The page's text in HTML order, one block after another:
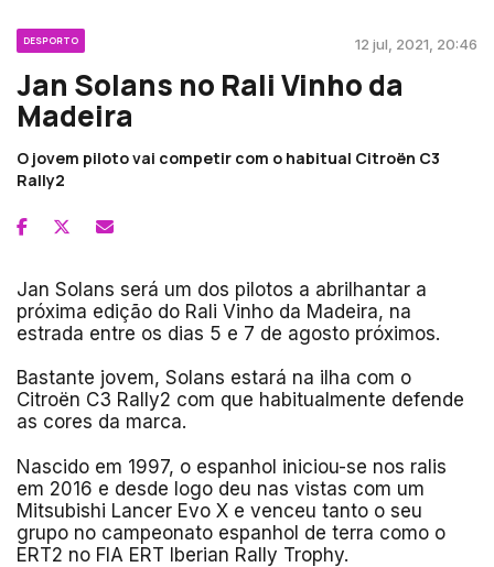
DESPORTO 12 jul, 2021, 20:46
Jan Solans no Rali Vinho da
Madeira
O jovem piloto vai competir com o habitual Citroën C3
Rally2
Jan Solans será um dos pilotos a abrilhantar a
próxima edição do Rali Vinho da Madeira, na
estrada entre os dias 5 e 7 de agosto próximos.
Bastante jovem, Solans estará na ilha com o
Citroën C3 Rally2 com que habitualmente defende
as cores da marca.
Nascido em 1997, o espanhol iniciou-se nos ralis
em 2016 e desde logo deu nas vistas com um
Mitsubishi Lancer Evo X e venceu tanto o seu
grupo no campeonato espanhol de terra como o
ERT2 no FIA ERT Iberian Rally Trophy.